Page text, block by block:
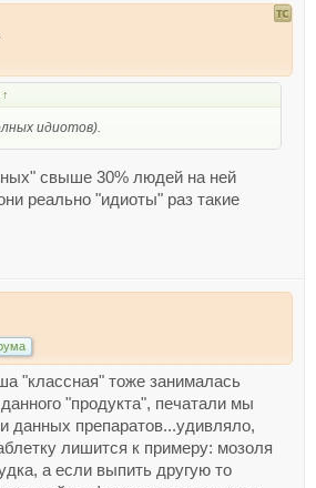
↑
идиотов).
свыше 30% людей на ней
реально "идиоты" раз такие
"классная" тоже занималась
"продукта", печатали мы
данных препаратов...удивляло,
лишится к примеру: мозоля
а если выпить другую то